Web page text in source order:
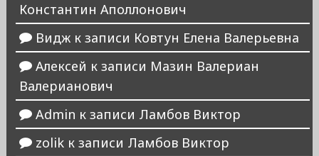
Константин Аполлонович
Виджк записи Ковтун Елена Валерьевна
Алексей к записи Мазин Валериан
Валерианович
Admin к записи Ламбов Виктор
zolikк записи Ламбов Виктор